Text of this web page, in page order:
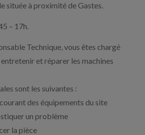
située à proximité de Gastes.
– 17h.
Technique, vous êtes chargé
et réparer les machines
sont les suivantes :
des équipements du site
un problème
la pièce